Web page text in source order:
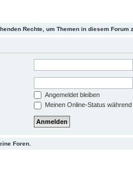
Rechte, um Themen in diesem Forum
Angemeldet bleiben
Meinen Online-Status
Foren.